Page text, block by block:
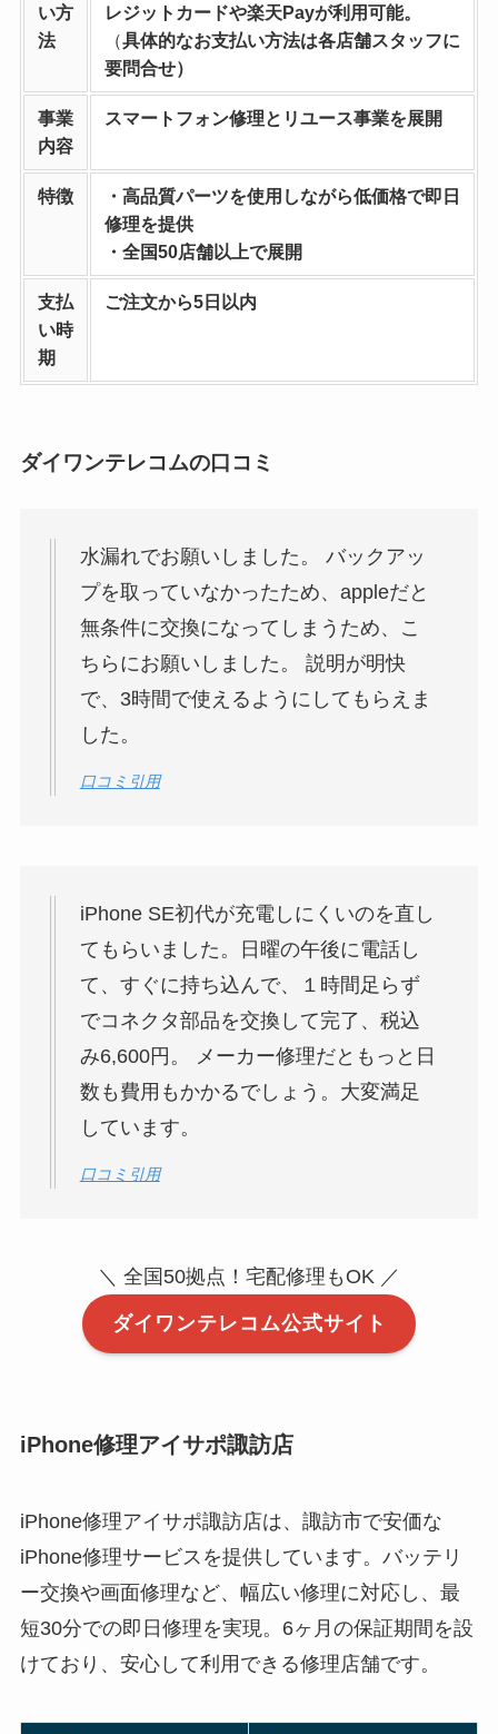
い方
法
レジットカードや楽天Payが利用可能。
（具体的なお支払い方法は各店舗スタッフに
要問合せ）
事業
内容
スマートフォン修理とリユース事業を展開
特徴
・高品質パーツを使用しながら低価格で即日
修理を提供
・全国50店舗以上で展開
支払
い時
期
ご注文から5日以内
ダイワンテレコムの口コミ
水漏れでお願いしました。 バックアッ
プを取っていなかったため、appleだと
無条件に交換になってしまうため、こ
ちらにお願いしました。 説明が明快
で、3時間で使えるようにしてもらえま
した。
口コミ引用
iPhone SE初代が充電しにくいのを直し
てもらいました。日曜の午後に電話し
て、すぐに持ち込んで、１時間足らず
でコネクタ部品を交換して完了、税込
み6,600円。 メーカー修理だともっと日
数も費用もかかるでしょう。大変満足
しています。
口コミ引用
＼ 全国50拠点！宅配修理もOK ／
ダイワンテレコム公式サイト
iPhone修理アイサポ諏訪店
iPhone修理アイサポ諏訪店は、諏訪市で安価な
iPhone修理サービスを提供しています。バッテリ
ー交換や画面修理など、幅広い修理に対応し、最
短30分での即日修理を実現。6ヶ月の保証期間を設
けており、安心して利用できる修理店舗です。